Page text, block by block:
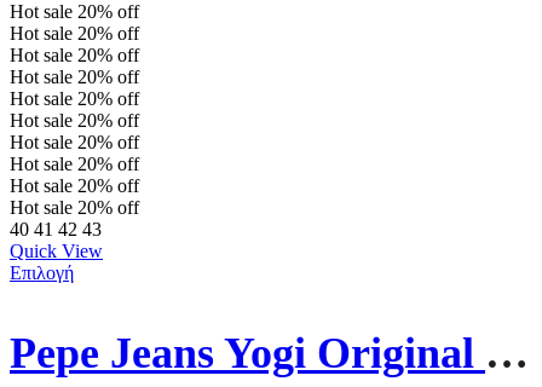
Hot sale 20% off
Hot sale 20% off
Hot sale 20% off
Hot sale 20% off
Hot sale 20% off
Hot sale 20% off
Hot sale 20% off
Hot sale 20% off
Hot sale 20% off
Hot sale 20% off
40 41 42 43
Quick View
Επιλογή
Pepe Jeans Yogi Original 23 Ανδρικά Παπούτσια PMS30930-999 Μαύρα